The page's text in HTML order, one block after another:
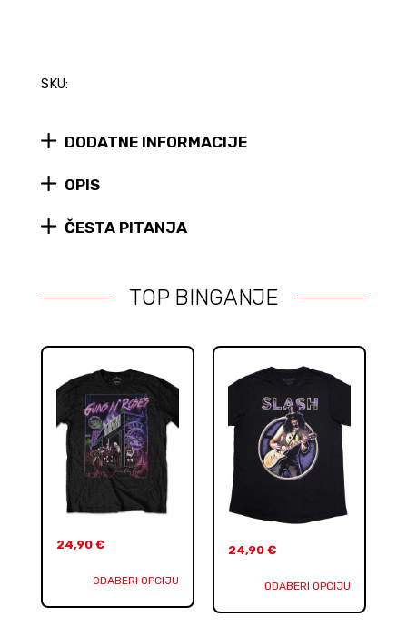
SKU:
DODATNE INFORMACIJE
OPIS
ČESTA PITANJA
TOP BINGANJE
24,90 €
ODABERI OPCIJU
24,90 €
ODABERI OPCIJU